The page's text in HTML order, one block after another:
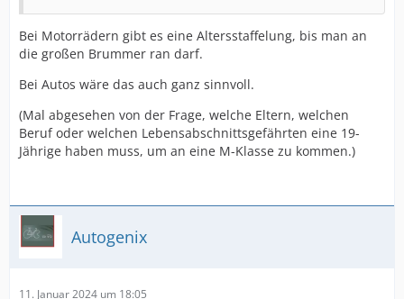
Bei Motorrädern gibt es eine Altersstaffelung, bis man an
die großen Brummer ran darf.
Bei Autos wäre das auch ganz sinnvoll.
(Mal abgesehen von der Frage, welche Eltern, welchen
Beruf oder welchen Lebensabschnittsgefährten eine 19-
Jährige haben muss, um an eine M-Klasse zu kommen.)
Autogenix
11. Januar 2024 um 18:05